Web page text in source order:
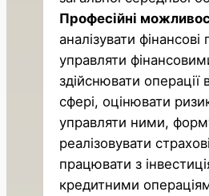
Професійні
аналізувати фінансові
управляти
здійснювати операції
сфері, оцінювати
управляти ними,
реалізовувати
працювати з
кредитними